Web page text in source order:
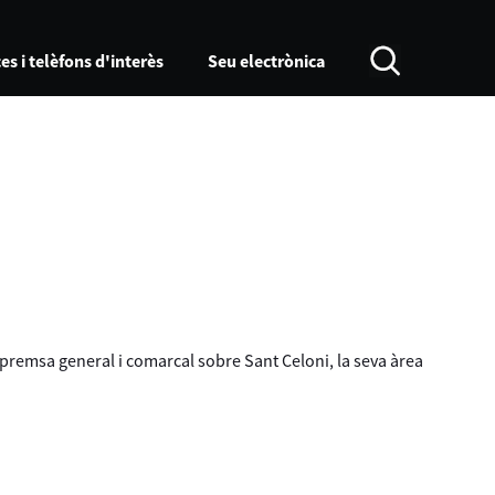
i telèfons d'interès Seu electrònica
general i comarcal sobre Sant Celoni, la seva àrea